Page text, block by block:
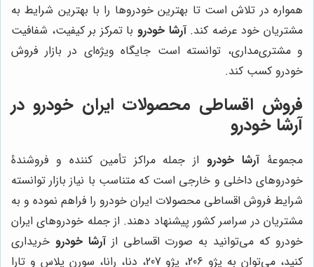
همواره در تلاش است تا بهترین خودروها را با بهترین شرایط به
مشتریان خود عرضه کند.آرشا خودرو با تمرکز بر کیفیت، شفافیت
و مشتری‌مداری، توانسته است جایگاه ویژه‌ای در بازار فروش
خودرو کسب کند.
فروش اقساطی محصولات ایران خودرو در
آرشا خودرو
مجموعۀآرشا خودرو از جمله مراکز تأمین کننده و فروشندۀ
خودروهای داخلی و خارجی است که متناسب با نیاز بازار توانسته
شرایط فروش اقساطی محصولات ایران خودرو را فراهم نموده و به
مشتریان در سراسر کشور پیشنهاد دهند. از جمله خودروهای ایران
خودرو که می‌توانید به صورت اقساطی ازآرشا خودرو خریداری
کنید، می‌توان به پژو 206، پژو 207، دنا، رانا، سورن پلاس و تارا